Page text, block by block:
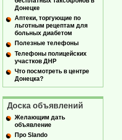
Донецке
Аптеки, торгующие по
льготным рецептам для
больных диабетом
Полезные телефоны
Телефоны полицейских
участков ДНР
Что посмотреть в центре
Донецка?
Доска объявлений
Желающим дать
объявление
Про Slando